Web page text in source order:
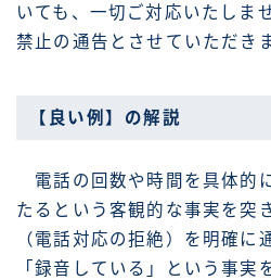
いても、一切ご対応いたしま
禁止の通告とさせていただき
【良い例】の解説
電話の回数や時間を具体的
たるという客観的な事実を突
（電話対応の拒絶）を明確に
「録音している」という事実